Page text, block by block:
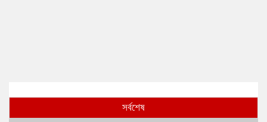
সর্বশেষ